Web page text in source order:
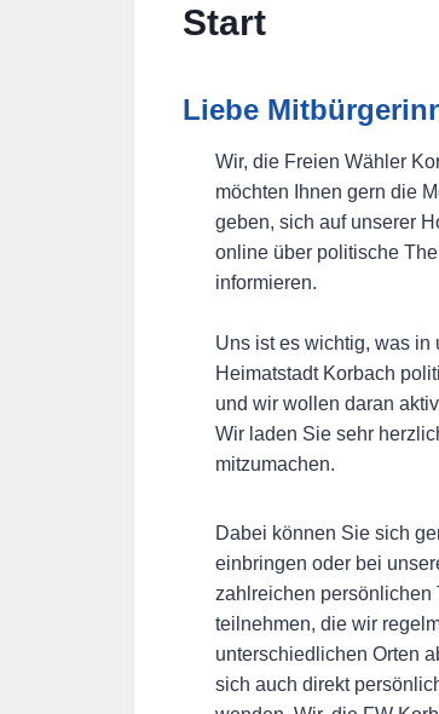
Start
Liebe
Wir, die Freien Wähler
möchten Ihnen gern die
geben, sich auf unserer
online über politische
informieren.
Uns ist es wichtig, was in
Heimatstadt Korbach
und wir wollen daran
Wir laden Sie sehr
mitzumachen.
Dabei können Sie sich
einbringen oder bei
zahlreichen persönlichen
teilnehmen, die wir
unterschiedlichen Orten
sich auch direkt